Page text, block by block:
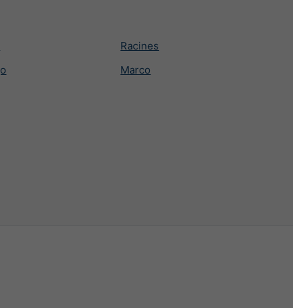
Racines
Marco